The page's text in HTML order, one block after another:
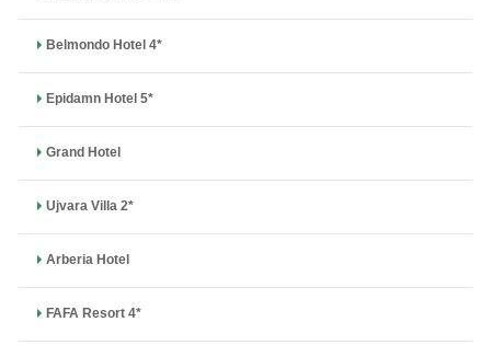
Belmondo Hotel 4*
Epidamn Hotel 5*
Grand Hotel
Ujvara Villa 2*
Arberia Hotel
FAFA Resort 4*